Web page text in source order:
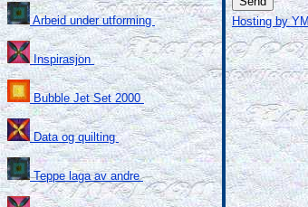
Hosting by
Arbeid under utforming
Inspirasjon
Bubble Jet Set 2000
Data og quilting
Teppe laga av andre